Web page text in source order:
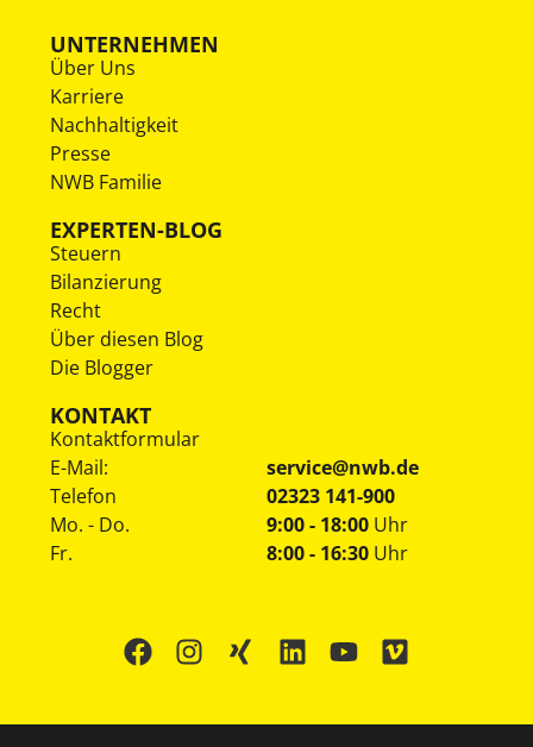
UNTERNEHMEN
Über Uns
Karriere
Nachhaltigkeit
Presse
NWB Familie
EXPERTEN-BLOG
Steuern
Bilanzierung
Recht
Über diesen Blog
Die Blogger
KONTAKT
Kontaktformular
E-Mail:
service@nwb.de
Telefon
02323 141-900
Mo. - Do.
Fr.
9:00 - 18:00 Uhr
8:00 - 16:30 Uhr